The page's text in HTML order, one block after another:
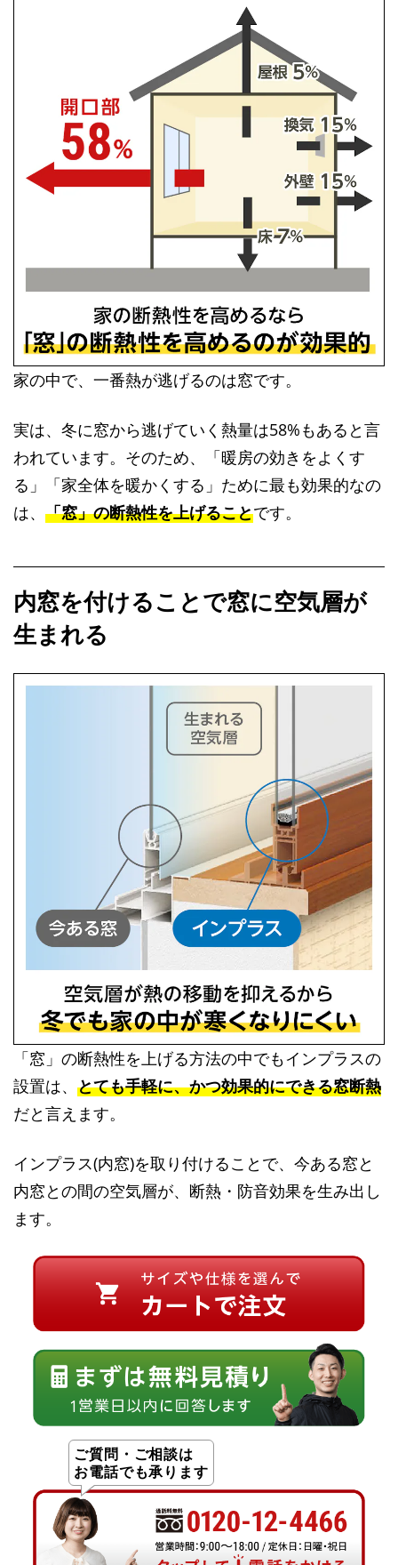
家の中で、一番熱が逃げるのは窓です。
実は、冬に窓から逃げていく熱量は58%もあると言
われています。そのため、「暖房の効きをよくす
る」「家全体を暖かくする」ために最も効果的なの
は、 「窓」の断熱性を上げることです。
内窓を付けることで窓に空気層が
生まれる
「窓」の断熱性を上げる方法の中でもインプラスの
設置は、 とても手軽に、かつ効果的にできる窓断熱
だと言えます。
インプラス(内窓)を取り付けることで、今ある窓と
内窓との間の空気層が、断熱・防音効果を生み出し
ます。
ご質問・ご相談は
お電話でも承ります